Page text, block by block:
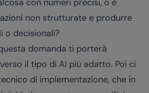
con numeri precisi, o è
non strutturate e produrre
o decisionali?
domanda ti porterà
il tipo di AI più adatto. Poi ci
di implementazione, che in